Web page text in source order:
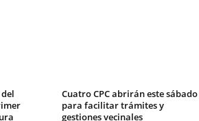
Cuatro CPC abrirán este sábado
para facilitar trámites y
gestiones vecinales